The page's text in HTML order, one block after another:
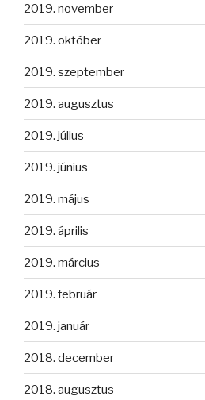
2019. november
2019. október
2019. szeptember
2019. augusztus
2019. július
2019. június
2019. május
2019. április
2019. március
2019. február
2019. január
2018. december
2018. augusztus